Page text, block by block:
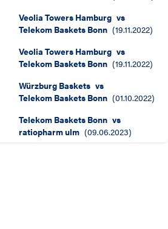
Veolia Towers Hamburg vs
Telekom Baskets Bonn (19.11.2022)
Veolia Towers Hamburg vs
Telekom Baskets Bonn (19.11.2022)
Würzburg Baskets vs
Telekom Baskets Bonn (01.10.2022)
Telekom Baskets Bonn vs
ratiopharm ulm (09.06.2023)